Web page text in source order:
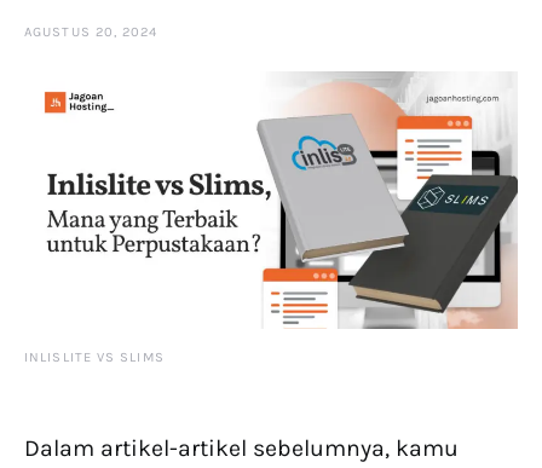
AGUSTUS 20, 2024
INLISLITE VS SLIMS
Dalam artikel-artikel sebelumnya, kamu